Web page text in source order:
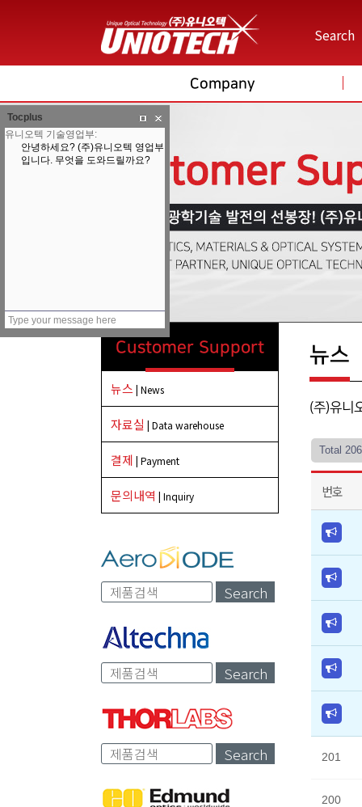
Search
Company
Customer Support
뉴스 | News
자료실 | Data warehouse
결제 | Payment
문의내역 | Inquiry
Search
Search
Search
뉴스
(주)유니
Total
번호
201
200
Tocplus